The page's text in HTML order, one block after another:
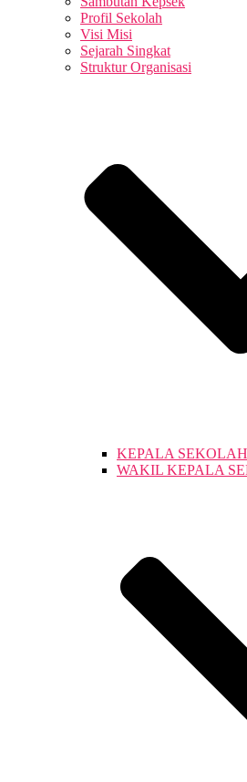
Profil Sekolah
Visi Misi
Sejarah Singkat
Struktur Organisasi
KEPALA SEKOLAH
WAKIL KEPALA